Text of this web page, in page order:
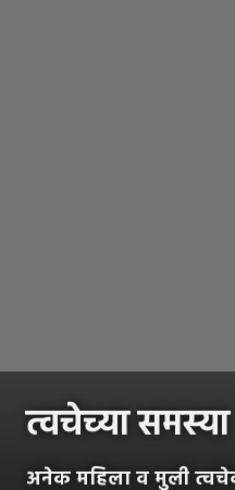
त्वचेच्या समस्या
अनेक महिला व मुली